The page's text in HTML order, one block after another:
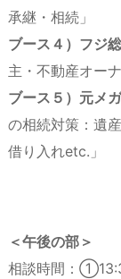
承継・相続」
ブース４）フジ
主・不動産オー
ブース５）元メ
の相続対策：遺
借り入れetc.」
＜午後の部＞
相談時間：